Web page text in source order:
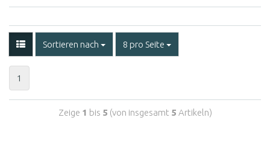
Sortieren nach 8 pro Seite
1
Zeige 1 bis 5 (von insgesamt 5 Artikeln)